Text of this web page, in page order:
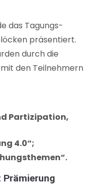
das Tagungs-
präsentiert.
durch die
den Teilnehmern
Partizipation,
4.0“;